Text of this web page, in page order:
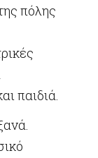
πόλης
παιδιά.